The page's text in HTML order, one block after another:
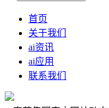
首页
关于我们
ai资讯
ai应用
联系我们